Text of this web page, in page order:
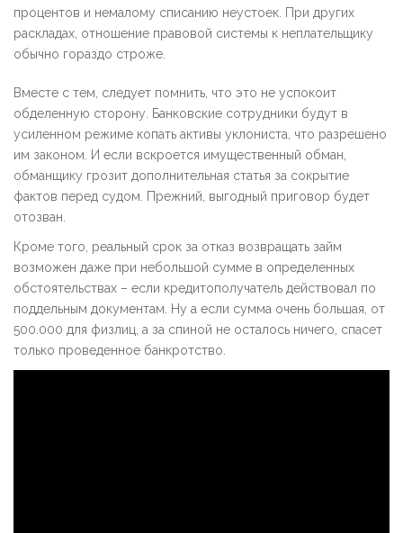
процентов и немалому списанию неустоек. При других
раскладах, отношение правовой системы к неплательщику
обычно гораздо строже.
Вместе с тем, следует помнить, что это не успокоит
обделенную сторону. Банковские сотрудники будут в
усиленном режиме копать активы уклониста, что разрешено
им законом. И если вскроется имущественный обман,
обманщику грозит дополнительная статья за сокрытие
фактов перед судом. Прежний, выгодный приговор будет
отозван.
Кроме того, реальный срок за отказ возвращать займ
возможен даже при небольшой сумме в определенных
обстоятельствах – если кредитополучатель действовал по
поддельным документам. Ну а если сумма очень большая, от
500.000 для физлиц, а за спиной не осталось ничего, спасет
только проведенное банкротство.